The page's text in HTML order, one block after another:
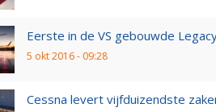
Eerste in de VS gebouwde
5 okt 2016 - 09:28
Cessna levert vijfduizendste